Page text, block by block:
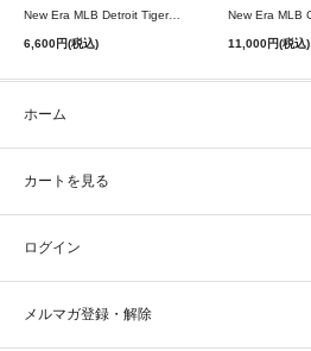
New Era MLB Detroit Tigers Postseason 9Twenty Strapback Cap - Navy
6,600円(税込) 11,000円(税込)
ホーム
カートを見る
ログイン
メルマガ登録・解除